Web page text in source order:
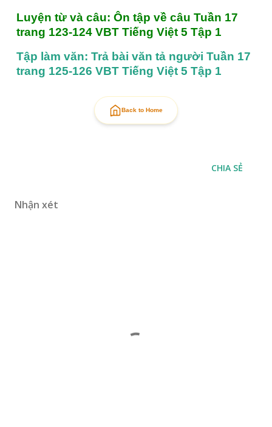
Luyện từ và câu: Ôn tập về câu Tuần 17
trang 123-124 VBT Tiếng Việt 5 Tập 1
Tập làm văn: Trả bài văn tả người Tuần 17
trang 125-126 VBT Tiếng Việt 5 Tập 1
Back to Home
CHIA SẺ
Nhận xét